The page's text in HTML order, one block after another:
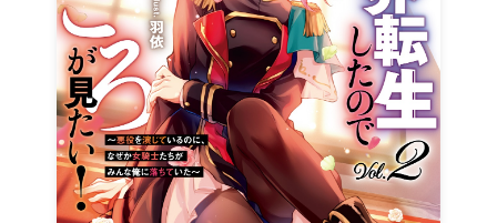
オーバーラップノベルスf
ロサージュノベルス